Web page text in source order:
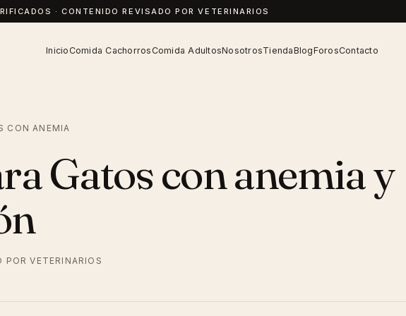
· CONTENIDO REVISADO POR VETERINARIOS
InicioComida CachorrosComida AdultosNosotrosTiendaBlogForosContacto
CON ANEMIA
Gatos con anemia y
POR VETERINARIOS